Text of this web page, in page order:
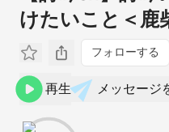
けたいこと＜鹿
フォローする
再生 メッセージ